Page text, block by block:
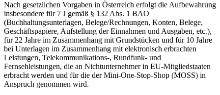
Nach gesetzlichen Vorgaben in Österreich erfolgt die Aufbewahrung
insbesondere für 7 J gemäß § 132 Abs. 1 BAO
(Buchhaltungsunterlagen, Belege/Rechnungen, Konten, Belege,
Geschäftspapiere, Aufstellung der Einnahmen und Ausgaben, etc.),
für 22 Jahre im Zusammenhang mit Grundstücken und für 10 Jahre
bei Unterlagen im Zusammenhang mit elektronisch erbrachten
Leistungen, Telekommunikations-, Rundfunk- und
Fernsehleistungen, die an Nichtunternehmer in EU-Mitgliedstaaten
erbracht werden und für die der Mini-One-Stop-Shop (MOSS) in
Anspruch genommen wird.